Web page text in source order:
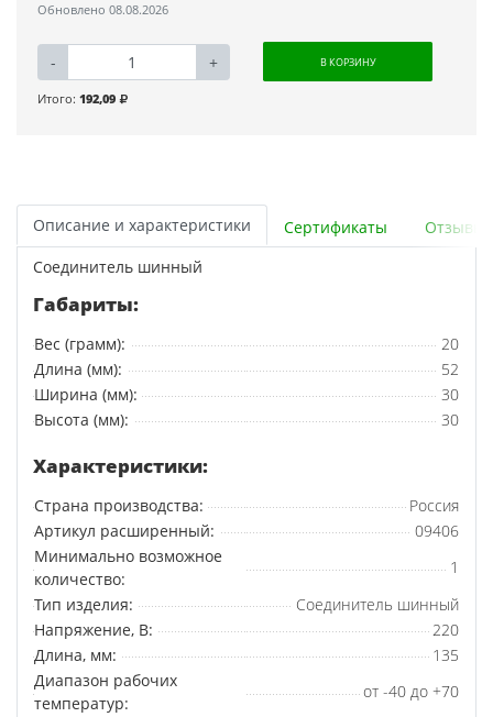
Обновлено 08.08.2026
- + В КОРЗИНУ
Итого: 192,09
Описание и характеристики Сертификаты
Отзывы
Соединитель шинный
Габариты:
Вес (грамм):
20
Длина (мм):
52
Ширина (мм):
30
Высота (мм):
30
Характеристики:
Страна производства:
Россия
Артикул расширенный:
09406
Минимально возможное
количество:
1
Тип изделия:
Соединитель шинный
Напряжение, В:
220
Длина, мм:
135
Диапазон рабочих
температур:
от -40 до +70